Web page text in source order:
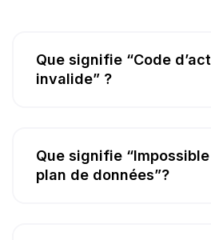
Que signifie “Code
invalide” ?
Que signifie
plan de données”?